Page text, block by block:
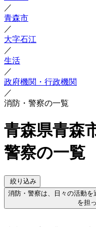
／
青森市
／
大字石江
／
生活
／
政府機関・行政機関
／
消防・警察の一覧
青森県青森
警察の一覧
絞り込み
消防・警察は、日々の活動
を担